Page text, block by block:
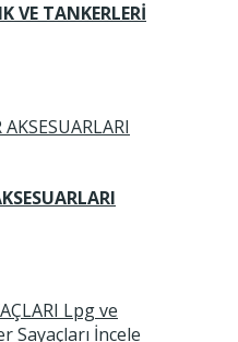
VE TANKERLERİ